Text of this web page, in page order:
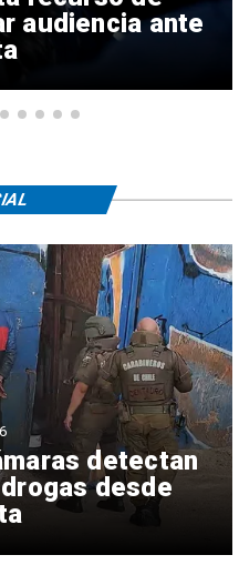
audiencia ante
detectan
desde